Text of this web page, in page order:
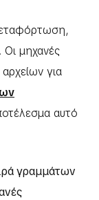
μηχανές
για
αυτό
γραμμάτων